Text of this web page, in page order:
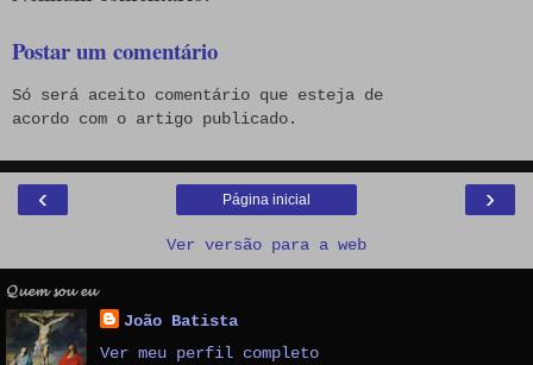
Postar um comentário
Só será aceito comentário que esteja de
acordo com o artigo publicado.
‹ ›
Página inicial
Ver versão para a web
𝓠𝓾𝓮𝓶 𝓼𝓸𝓾 𝓮𝓾
João Batista
Ver meu perfil completo